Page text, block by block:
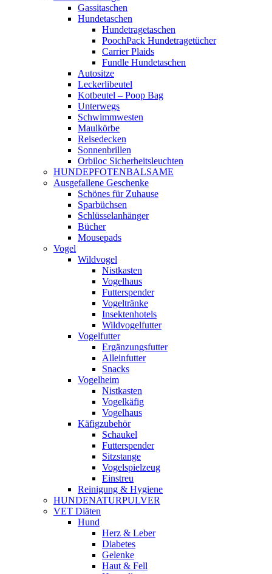
Gassitaschen
Hundetaschen
Hundetragetaschen
PoochPack Hundetragetücher
Carrier Plaids
Fundle Hundetaschen
Autositze
Leckerlibeutel
Kotbeutel – Poop Bag
Unterwegs
Schwimmwesten
Maulkörbe
Reisedecken
Sonnenbrillen
Orbiloc Sicherheitsleuchten
HUNDEPFOTENBALSAME
Ausgefallene Geschenke
Schönes für Zuhause
Sparbüchsen
Schlüsselanhänger
Bücher
Mousepads
Vogel
Wildvogel
Nistkasten
Vogelhaus
Futterspender
Vogeltränke
Insektenhotels
Wildvogelfutter
Vogelfutter
Ergänzungsfutter
Alleinfutter
Snacks
Vogelheim
Nistkasten
Vogelkäfig
Vogelhaus
Käfigzubehör
Schaukel
Futterspender
Sitzstange
Vogelspielzeug
Einstreu
Reinigung & Hygiene
HUNDENATURPULVER
VET Diäten
Hund
Herz & Leber
Diabetes
Gelenke
Haut & Fell